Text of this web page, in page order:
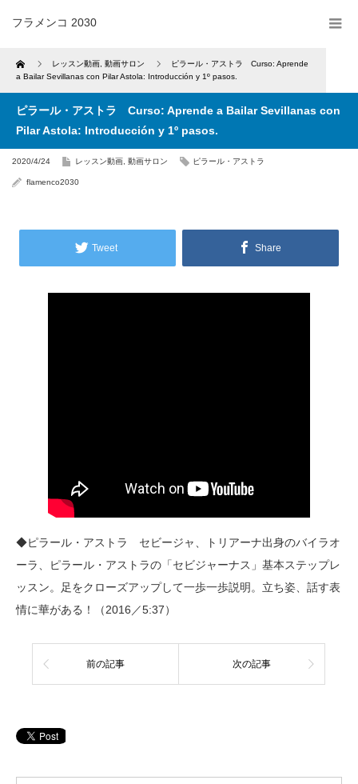
フラメンコ 2030
Home レッスン動画 動画サロン
ピラール・アストラ Curso: Aprende
a Bailar Sevillanas con Pilar Astola: Introducción y 1º pasos.
ピラール・アストラ Curso: Aprende a Bailar Sevillanas con
Pilar Astola: Introducción y 1º pasos.
2020/4/24 レッスン動画 動画サロン ピラール・アストラ
flamenco2030
Tweet Share
◆ピラール・アストラ セビージャ、トリアーナ出身のバイラオ
ーラ、ピラール・アストラの「セビジャーナス」基本ステップレ
ッスン。足をクローズアップして一歩一歩説明。立ち姿、話す表
情に華がある！（2016／5:37）
前の記事 次の記事